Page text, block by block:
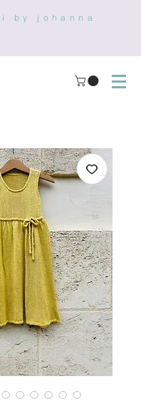
by johanna